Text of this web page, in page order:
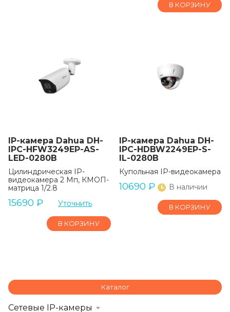
В КОРЗИНУ
IP-камера Dahua DH-
IPC-HFW3249EP-AS-
LED-0280B
Цилиндрическая IP-
видеокамера 2 Мп, КМОП-
матрица 1/2.8
15690 ₽ Уточнить
В КОРЗИНУ
IP-камера Dahua DH-
IPC-HDBW2249EP-S-
IL-0280B
Купольная IP-видеокамера
10690 ₽ В наличии
В КОРЗИНУ
Каталог
Сетевые IP-камеры